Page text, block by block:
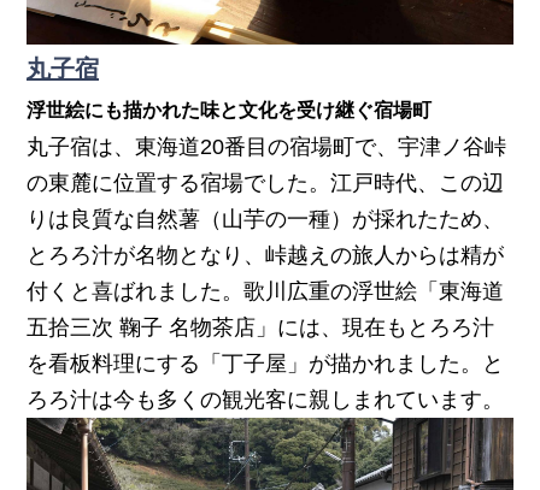
丸子宿
浮世絵にも描かれた味と文化を受け継ぐ宿場町
丸子宿は、東海道20番目の宿場町で、宇津ノ谷峠
の東麓に位置する宿場でした。江戸時代、この辺
りは良質な自然薯（山芋の一種）が採れたため、
とろろ汁が名物となり、峠越えの旅人からは精が
付くと喜ばれました。歌川広重の浮世絵「東海道
五拾三次 鞠子 名物茶店」には、現在もとろろ汁
を看板料理にする「丁子屋」が描かれました。と
ろろ汁は今も多くの観光客に親しまれています。